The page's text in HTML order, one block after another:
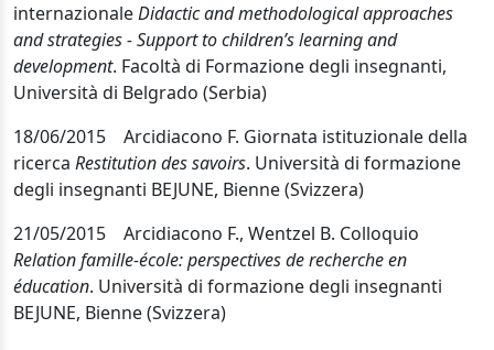
internazionaleDidactic and methodological approaches
and strategies - Support to children’s learning and
development. Facoltà di Formazione degli insegnanti,
Università di Belgrado (Serbia)
18/06/2015 Arcidiacono F. Giornata istituzionale della
ricerca Restitution des savoirs. Università di formazione
degli insegnanti BEJUNE, Bienne (Svizzera)
21/05/2015 Arcidiacono F., Wentzel B. Colloquio
Relation famille-école: perspectives de recherche en
éducation. Università di formazione degli insegnanti
BEJUNE, Bienne (Svizzera)